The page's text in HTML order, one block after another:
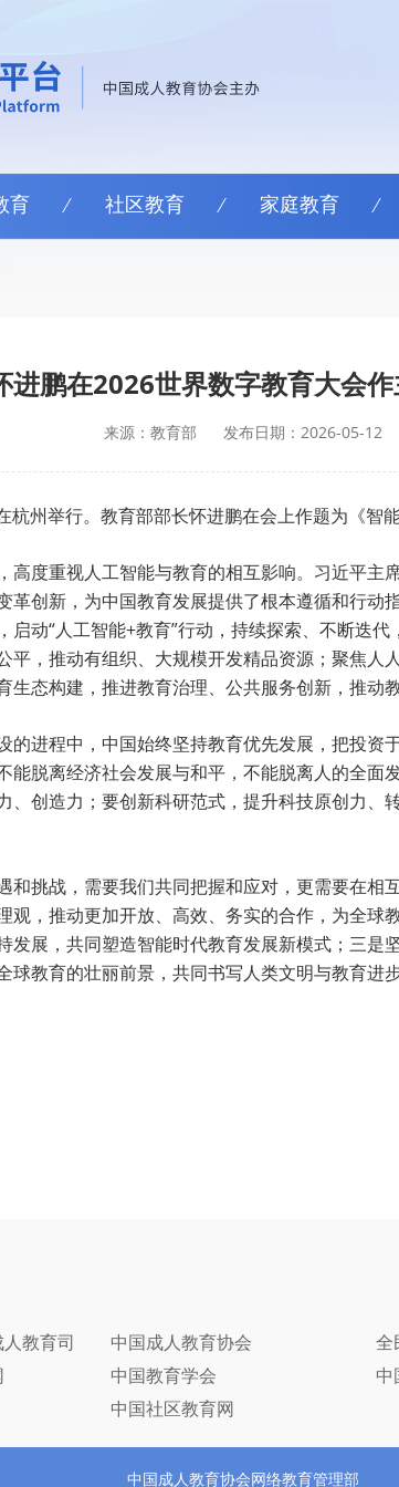
育 社区教育 家庭教育
进鹏在2026世界数字教育大会
来源：教育部 发布日期：2026-05-12
州举行。教育部部长怀进鹏在会上作题为《智
度重视人工智能与教育的相互影响。习近平主
创新，为中国教育发展提供了根本遵循和行
动“人工智能+教育”行动，持续探索、不断迭
，推动有组织、大规模开发精品资源；聚焦
态构建，推进教育治理、公共服务创新，推动
进程中，中国始终坚持教育优先发展，把投资
脱离经济社会发展与和平，不能脱离人的全
创造力；要创新科研范式，提升科技原创力、
战，需要我们共同把握和应对，更需要在相
，推动更加开放、高效、务实的合作，为全
展，共同塑造智能时代教育发展新模式；三
教育的壮丽前景，共同书写人类文明与教育进
教育司 中国成人教育协会 全
中国教育学会 中
中国社区教育网
中国成人教育协会网络教育管理部